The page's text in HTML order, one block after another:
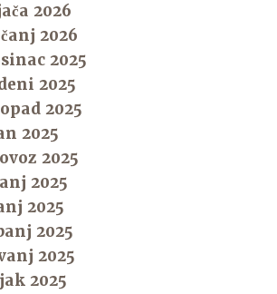
2026
2026
2025
2025
2025
2025
2025
2025
2025
2025
2025
2025